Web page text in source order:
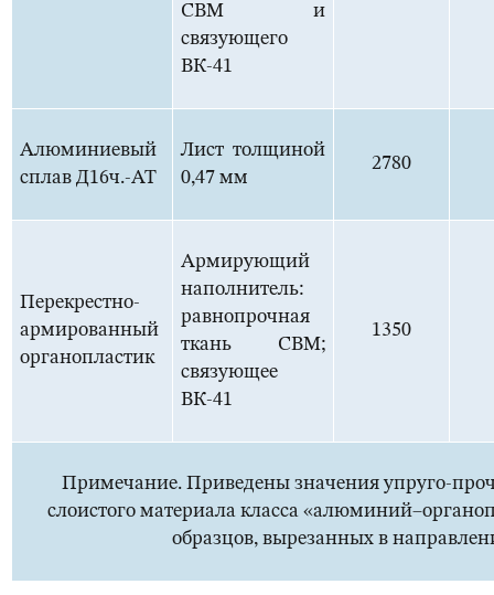
СВМ и
связующего
ВК-41
Алюминиевый
сплав Д16ч.-АТ
Лист толщиной
0,47 мм
2780
Перекрестно-
армированный
органопластик
Армирующий
наполнитель:
равнопрочная
ткань СВМ;
связующее
ВК-41
1350
Примечание. Приведены значения упруго-
слоистого материала класса
образцов, вырезанных в